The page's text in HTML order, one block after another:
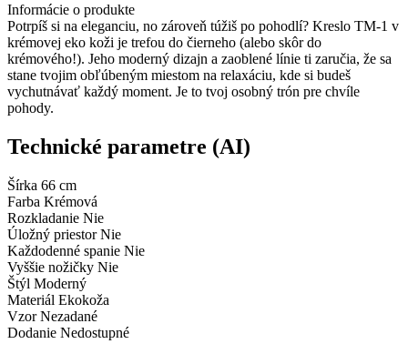
Informácie o produkte
Potrpíš si na eleganciu, no zároveň túžiš po pohodlí? Kreslo TM-1 v
krémovej eko koži je trefou do čierneho (alebo skôr do
krémového!). Jeho moderný dizajn a zaoblené línie ti zaručia, že sa
stane tvojim obľúbeným miestom na relaxáciu, kde si budeš
vychutnávať každý moment. Je to tvoj osobný trón pre chvíle
pohody.
Technické parametre (AI)
Šírka 66 cm
Farba Krémová
Rozkladanie Nie
Úložný priestor Nie
Každodenné spanie Nie
Vyššie nožičky Nie
Štýl Moderný
Materiál Ekokoža
Vzor Nezadané
Dodanie Nedostupné